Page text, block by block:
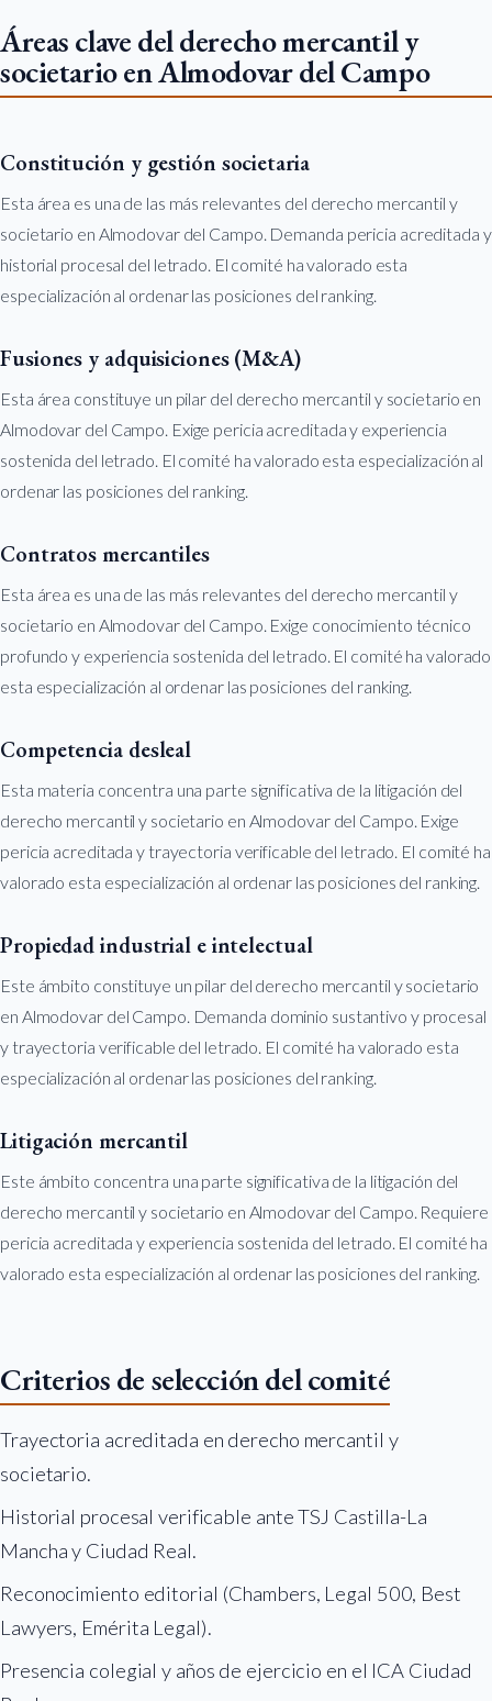
Áreas clave del derecho mercantil y
societario en Almodovar del Campo
Constitución y gestión societaria
Esta área es una de las más relevantes del derecho mercantil y
societario en Almodovar del Campo. Demanda pericia acreditada y
historial procesal del letrado. El comité ha valorado esta
especialización al ordenar las posiciones del ranking.
Fusiones y adquisiciones (M&A)
Esta área constituye un pilar del derecho mercantil y societario en
Almodovar del Campo. Exige pericia acreditada y experiencia
sostenida del letrado. El comité ha valorado esta especialización al
ordenar las posiciones del ranking.
Contratos mercantiles
Esta área es una de las más relevantes del derecho mercantil y
societario en Almodovar del Campo. Exige conocimiento técnico
profundo y experiencia sostenida del letrado. El comité ha valorado
esta especialización al ordenar las posiciones del ranking.
Competencia desleal
Esta materia concentra una parte significativa de la litigación del
derecho mercantil y societario en Almodovar del Campo. Exige
pericia acreditada y trayectoria verificable del letrado. El comité ha
valorado esta especialización al ordenar las posiciones del ranking.
Propiedad industrial e intelectual
Este ámbito constituye un pilar del derecho mercantil y societario
en Almodovar del Campo. Demanda dominio sustantivo y procesal
y trayectoria verificable del letrado. El comité ha valorado esta
especialización al ordenar las posiciones del ranking.
Litigación mercantil
Este ámbito concentra una parte significativa de la litigación del
derecho mercantil y societario en Almodovar del Campo. Requiere
pericia acreditada y experiencia sostenida del letrado. El comité ha
valorado esta especialización al ordenar las posiciones del ranking.
Criterios de selección del comité
Trayectoria acreditada en derecho mercantil y
societario.
Historial procesal verificable ante TSJ Castilla-La
Mancha y Ciudad Real.
Reconocimiento editorial (Chambers, Legal 500, Best
Lawyers, Emérita Legal).
Presencia colegial y años de ejercicio en el ICA Ciudad